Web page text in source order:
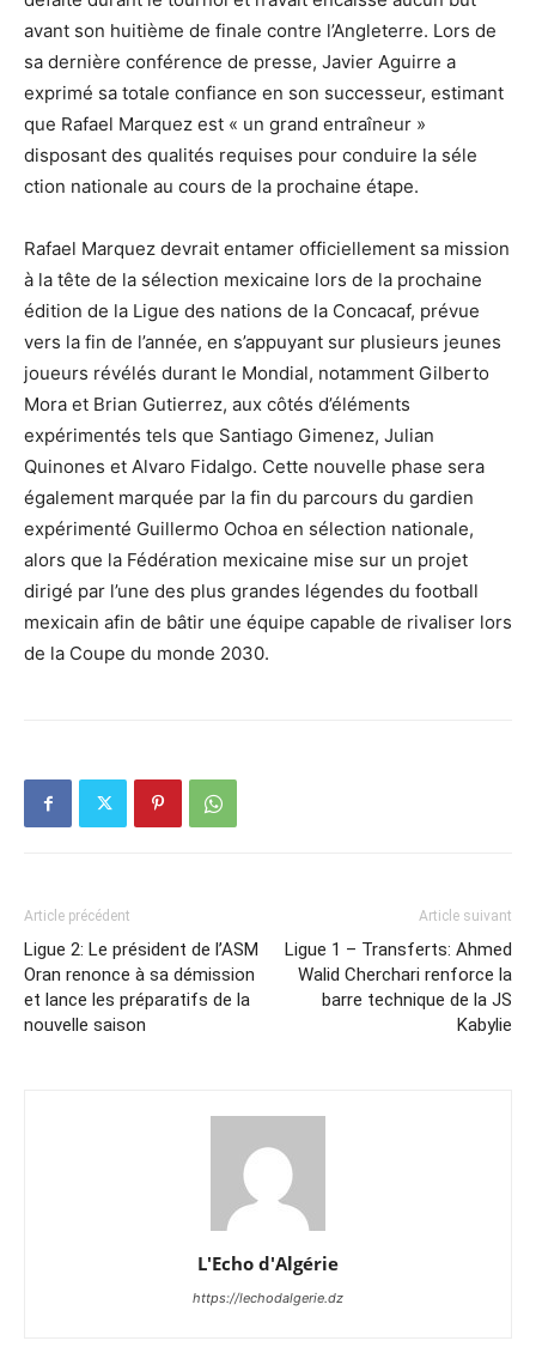
avant son huitième de finale contre l’Angleterre. Lors de
sa dernière conférence de presse, Javier Aguirre a
exprimé sa totale confiance en son successeur, estimant
que Rafael Marquez est « un grand entraîneur »
disposant des qualités requises pour conduire la séle
ction nationale au cours de la prochaine étape.
Rafael Marquez devrait entamer officiellement sa mission
à la tête de la sélection mexicaine lors de la prochaine
édition de la Ligue des nations de la Concacaf, prévue
vers la fin de l’année, en s’appuyant sur plusieurs jeunes
joueurs révélés durant le Mondial, notamment Gilberto
Mora et Brian Gutierrez, aux côtés d’éléments
expérimentés tels que Santiago Gimenez, Julian
Quinones et Alvaro Fidalgo. Cette nouvelle phase sera
également marquée par la fin du parcours du gardien
expérimenté Guillermo Ochoa en sélection nationale,
alors que la Fédération mexicaine mise sur un projet
dirigé par l’une des plus grandes légendes du football
mexicain afin de bâtir une équipe capable de rivaliser lors
de la Coupe du monde 2030.
Article précédent
Ligue 2: Le président de l’ASM
Oran renonce à sa démission
et lance les préparatifs de la
nouvelle saison
Article suivant
Ligue 1 – Transferts: Ahmed
Walid Cherchari renforce la
barre technique de la JS
Kabylie
L'Echo d'Algérie
https://lechodalgerie.dz